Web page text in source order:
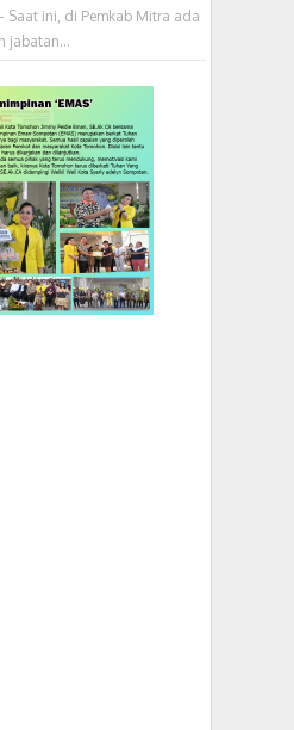
Saat ini, di Pemkab Mitra ada
jabatan...